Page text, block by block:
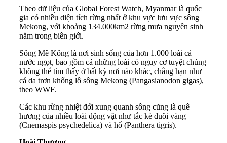
Theo dữ liệu của Global Forest Watch, Myanmar là quốc
gia có nhiều diện tích rừng nhất ở khu vực lưu vực sông
Mekong, với khoảng 134.000km2 rừng mưa nguyên sinh
nằm trong biên giới.
Sông Mê Kông là nơi sinh sống của hơn 1.000 loài cá
nước ngọt, bao gồm cả những loài có nguy cơ tuyệt chủng
không thể tìm thấy ở bất kỳ nơi nào khác, chẳng hạn như
cá da trơn khổng lồ sông Mekong (Pangasianodon gigas),
theo WWF.
Các khu rừng nhiệt đới xung quanh sông cũng là quê
hương của nhiều loài động vật như tắc kè đuôi vàng
(Cnemaspis psychedelica) và hổ (Panthera tigris).